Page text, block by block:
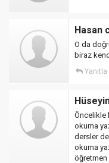
Hasan
O da
biraz
Yanıtla
Öncelikle
okuma
dersler
okuma